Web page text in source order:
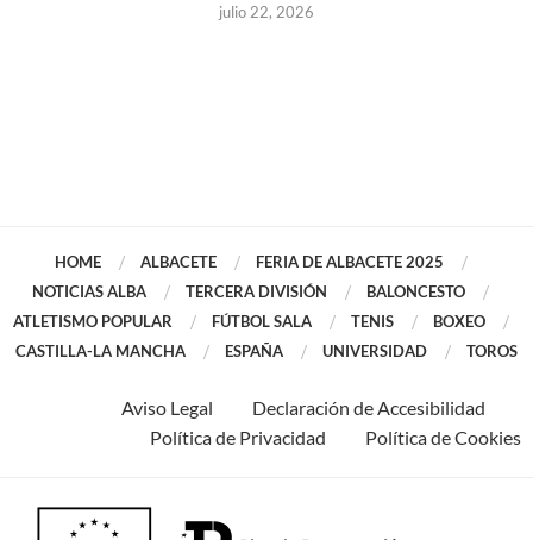
julio 22, 2026
HOME ALBACETE
FERIA DE ALBACETE 2025
NOTICIAS ALBA
TERCERA DIVISIÓN
BALONCESTO
ATLETISMO POPULAR
FÚTBOL SALA TENIS
BOXEO
CASTILLA-LA MANCHA
ESPAÑA UNIVERSIDAD TOROS
Aviso Legal
Declaración de Accesibilidad
Política de Privacidad
Política de Cookies